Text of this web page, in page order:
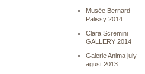
Musée Bernard
Palissy 2014
Clara Scremini
GALLERY 2014
Galerie Anima july-
agust 2013